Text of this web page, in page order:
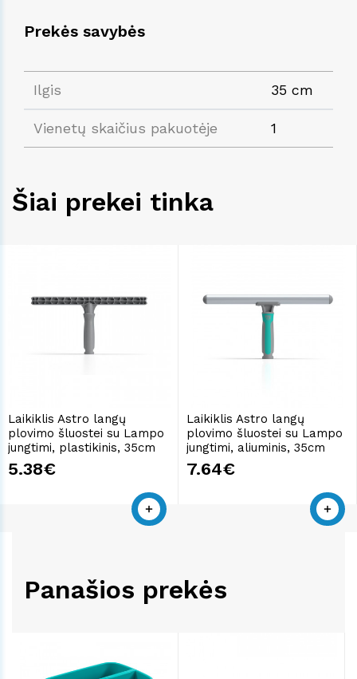
Prekės savybės
Ilgis 35 cm
Vienetų skaičius pakuotėje 1
Šiai prekei tinka
Laikiklis Astro langų
plovimo šluostei su Lampo
jungtimi, plastikinis, 35cm
5.38€
Laikiklis Astro langų
plovimo šluostei su Lampo
jungtimi, aliuminis, 35cm
7.64€
Panašios prekės